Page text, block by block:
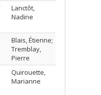
Lanctôt,
Nadine
Blais, Étienne;
Tremblay,
Pierre
Quirouette,
Marianne